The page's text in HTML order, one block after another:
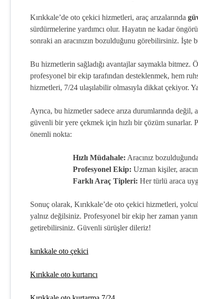
Kırıkkale’de oto çekici hizmetleri, araç arızalarında
sürdürmelerine yardımcı olur. Hayatın ne kadar
sonraki an aracınızın bozulduğunu görebilirsiniz.
Bu hizmetlerin sağladığı avantajlar saymakla bitmez.
profesyonel bir ekip tarafından desteklenmek, hem
hizmetleri, 7/24 ulaşılabilir olmasıyla dikkat çekiyor.
Ayrıca, bu hizmetler sadece arıza durumlarında değil,
güvenli bir yere çekmek için hızlı bir çözüm
önemli nokta:
Hızlı Müdahale: Aracınız
Profesyonel Ekip: Uzman kişiler,
Farklı Araç Tipleri: Her türlü araca
Sonuç olarak, Kırıkkale’de oto çekici hizmetleri,
yalnız değilsiniz. Profesyonel bir ekip her zaman
getirebilirsiniz. Güvenli sürüşler dileriz!
kırıkkale oto çekici
Kırıkkale oto kurtarıcı